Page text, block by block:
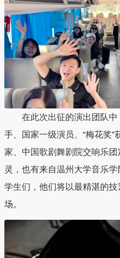
在此次出征的演出团队中
手、国家一级演员、“梅花奖
家、中国歌剧舞剧院交响乐
灵，也有来自温州大学音乐
学生们，他们将以最精湛的
场。